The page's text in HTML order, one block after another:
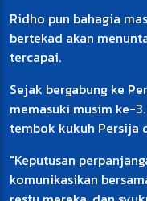
Ridho pun bahagia
bertekad akan
tercapai.
Sejak bergabung ke
memasuki musim ke-
tembok kukuh Persija
"Keputusan
komunikasikan